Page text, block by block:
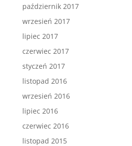
październik 2017
wrzesień 2017
lipiec 2017
czerwiec 2017
styczeń 2017
listopad 2016
wrzesień 2016
lipiec 2016
czerwiec 2016
listopad 2015